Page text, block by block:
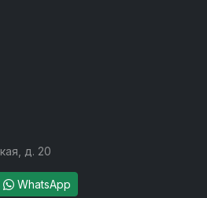
д. 20
WhatsApp